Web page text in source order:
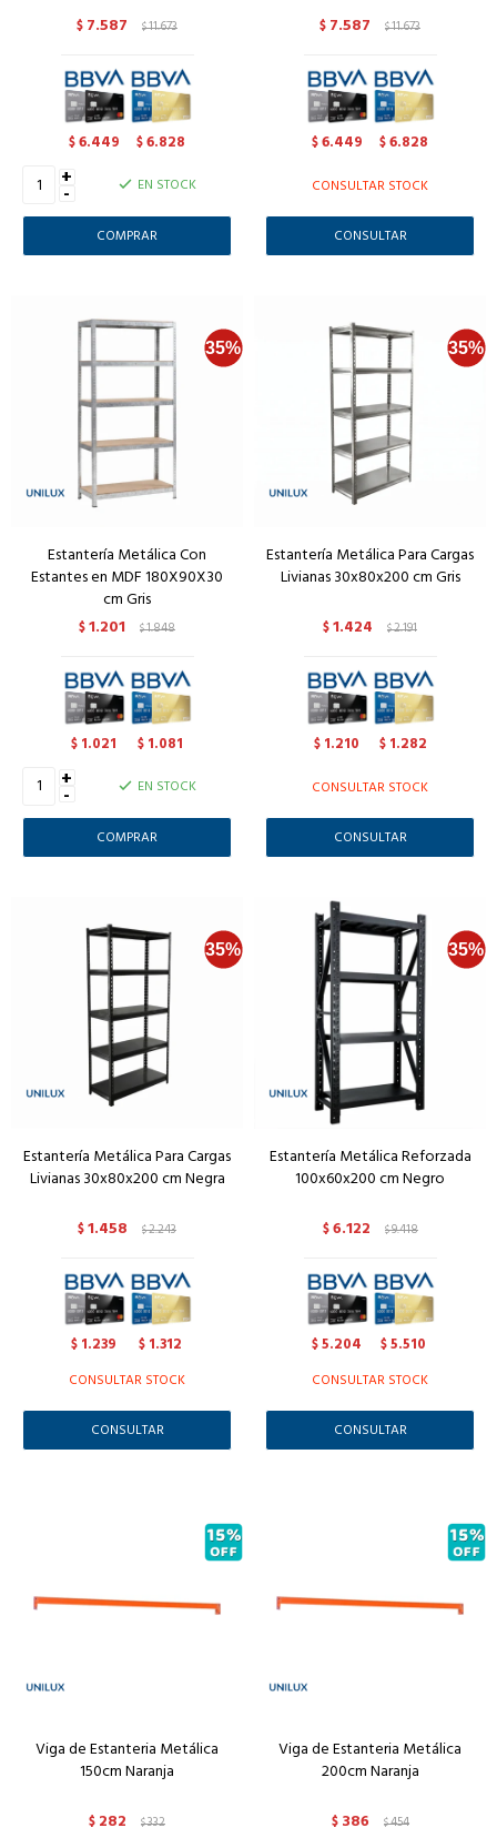
$ 7.587 $11.673
$6.449 $6.828
+
- EN STOCK
$ 7.587 $11.673
$6.449 $6.828
CONSULTAR STOCK
CONSULTAR
Estantería Metálica Con
Estantes en MDF 180X90X30
cm Gris
$1.201 $1.848
$ 1.021 $ 1.081
+
- EN STOCK
Estantería Metálica Para Cargas
Livianas 30x80x200 cm Gris
$1.424 $2.191
$ 1.210 $ 1.282
CONSULTAR STOCK
CONSULTAR
Estantería Metálica Para Cargas
Livianas 30x80x200 cm Negra
$1.458 $2.243
$ 1.239 $ 1.312
CONSULTAR STOCK
CONSULTAR
Estantería Metálica Reforzada
100x60x200 cm Negro
$6.122 $9.418
$5.204 $5.510
CONSULTAR STOCK
CONSULTAR
Viga de Estanteria Metálica
150cm Naranja
$ 282 $332
Viga de Estanteria Metálica
200cm Naranja
$ 386 $454